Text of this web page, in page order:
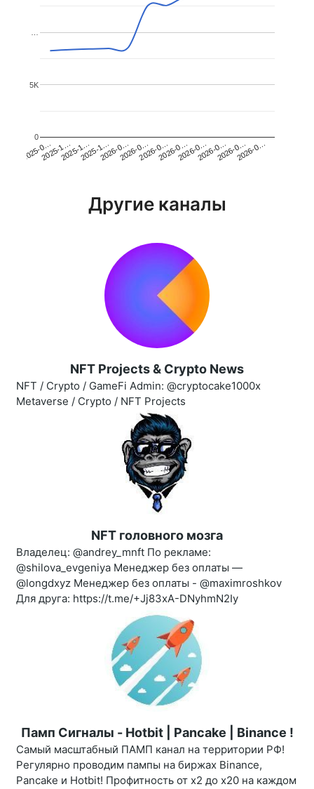
2025-0…2025-1…2025-1…2025-1…2026-0…2026-0…2026-0…2026-0…2026-0…2026-0…2026-0…2026-0…
0
5K
…
Другие каналы
NFT Projects & Crypto News
NFT / Crypto / GameFi Admin: @cryptocake1000x
Metaverse / Crypto / NFT Projects
NFT головного мозга
Владелец: @andrey_mnft По рекламе:
@shilova_evgeniya Менеджер без оплаты —
@longdxyz Менеджер без оплаты - @maximroshkov
Для друга: https://t.me/+Jj83xA-DNyhmN2Iy
Памп Сигналы - Hotbit | Pancake | Binance !
Самый масштабный ПАМП канал на территории РФ!
Регулярно проводим пампы на биржах Binance,
Pancake и Hotbit! Профитность от х2 до х20 на каждом